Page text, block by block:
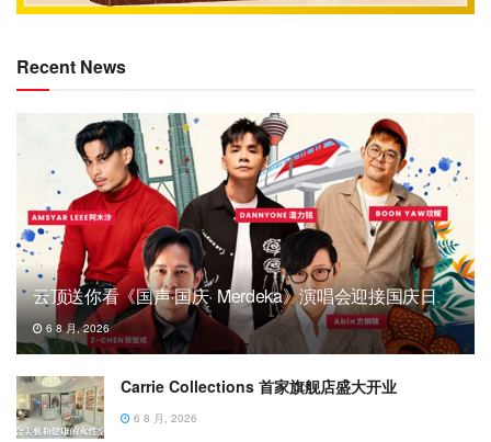
Recent News
云顶送你看《国声·国庆· Merdeka》演唱会迎接国庆日
6 8 月, 2026
Carrie Collections 首家旗舰店盛大开业
6 8 月, 2026